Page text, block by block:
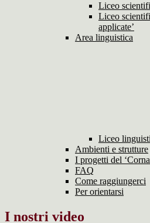
Liceo
Liceo
applicate’
Area linguistica
Liceo
Ambienti e strutture
I progetti del
FAQ
Come raggiungerci
Per orientarsi
I nostri video